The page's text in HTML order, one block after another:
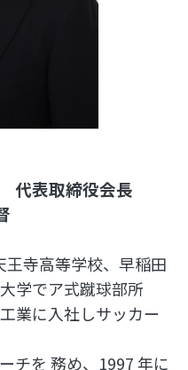
代表取締役会長
王寺高等学校、早稲田
学でア式蹴球部所
業に入社しサッカー
チを 務め、1997 年に